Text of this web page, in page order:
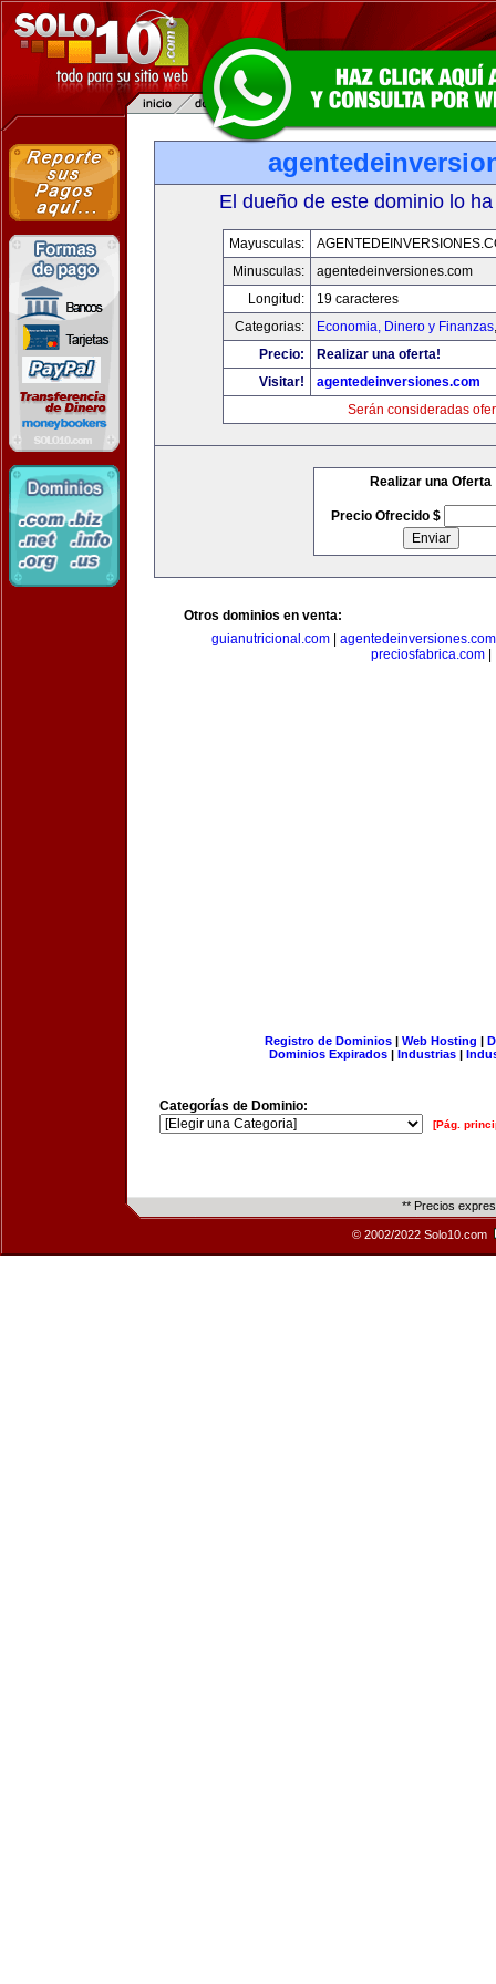
El dueño de este dominio lo
Mayusculas:
Minusculas:
agentedeinversiones.com
Longitud:
19 caracteres
Categorias:
Economia, Dinero y Finanzas
Precio:
Realizar una oferta!
Visitar!
agentedeinversiones.com
Serán consideradas
Realizar una Oferta
Precio Ofrecido $
Otros dominios en venta:
guianutricional.com
agentedeinversiones.com
preciosfabrica.com|
Registro de Dominios| Web Hosting |
Dominios Expirados | Industrias |
Categorías de Dominio:
[Pág.
** Precios
© 2002/2022 Solo10.com